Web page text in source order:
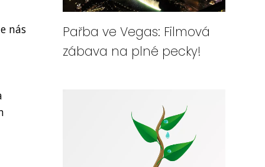
nás
Pařba ve Vegas: Filmová
zábava na plné pecky!